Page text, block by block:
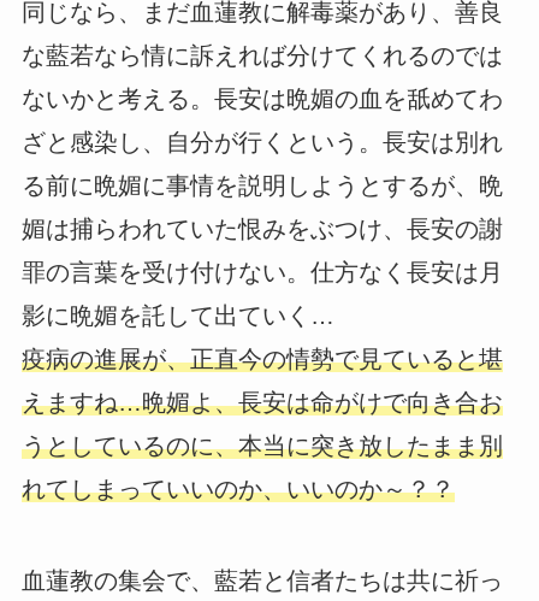
同じなら、まだ血蓮教に解毒薬があり、善良
な藍若なら情に訴えれば分けてくれるのでは
ないかと考える。長安は晩媚の血を舐めてわ
ざと感染し、自分が行くという。長安は別れ
る前に晩媚に事情を説明しようとするが、晩
媚は捕らわれていた恨みをぶつけ、長安の謝
罪の言葉を受け付けない。仕方なく長安は月
影に晩媚を託して出ていく…
疫病の進展が、正直今の情勢で見ていると堪
えますね…晩媚よ、長安は命がけで向き合お
うとしているのに、本当に突き放したまま別
れてしまっていいのか、いいのか～？？
血蓮教の集会で、藍若と信者たちは共に祈っ